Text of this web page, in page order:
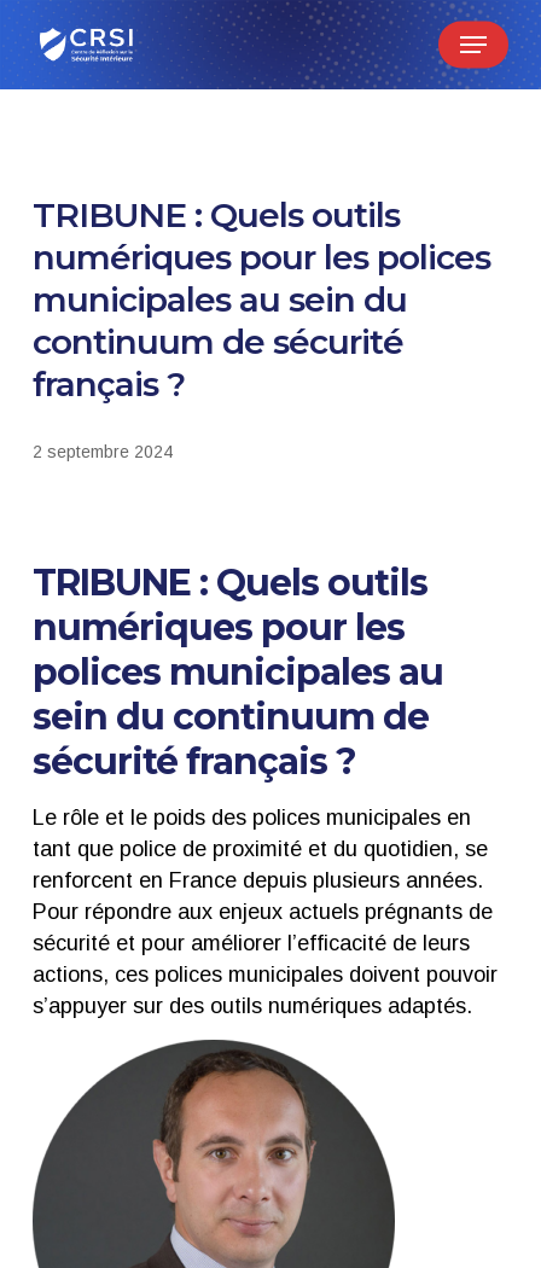
Skip
to
main
Menu
TRIBUNE : Quels outils
numériques pour les polices
municipales au sein du
continuum de sécurité
français ?
2 septembre 2024
TRIBUNE : Quels outils
numériques pour les
polices municipales au
sein du continuum de
sécurité français ?
Le rôle et le poids des polices municipales en
tant que police de proximité et du quotidien, se
renforcent en France depuis plusieurs années.
Pour répondre aux enjeux actuels prégnants de
sécurité et pour améliorer l’efficacité de leurs
actions, ces polices municipales doivent pouvoir
s’appuyer sur des outils numériques adaptés.